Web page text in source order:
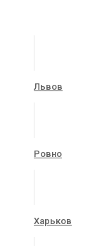
Львов
Ровно
Харьков